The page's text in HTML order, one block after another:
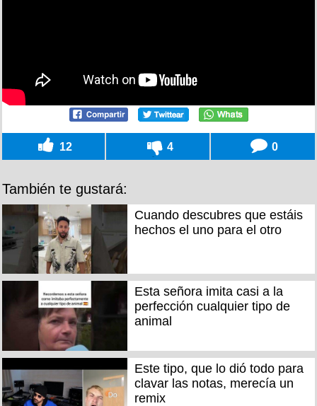
12 4 0
También te gustará:
Cuando descubres que estáis
hechos el uno para el otro
Esta señora imita casi a la
perfección cualquier tipo de
animal
Este tipo, que lo dió todo para
clavar las notas, merecía un
remix